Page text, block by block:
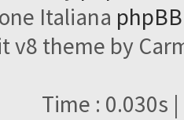
Italiana
v8 theme by
Time : 0.030s